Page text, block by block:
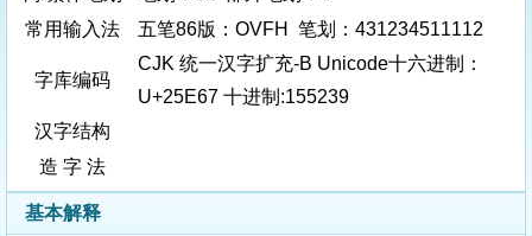
常用输入法
五笔86版：OVFH 笔划：431234511112
字库编码
CJK 统一汉字扩充-B Unicode十六进制：
U+25E67 十进制:155239
汉字结构
造 字 法
基本解释